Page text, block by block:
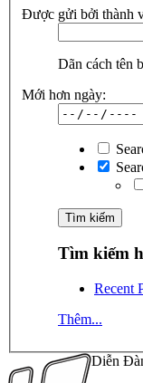
Được gửi bởi thành
Dãn cách tên
Mới hơn ngày:
Tìm kiếm
Recent
Thêm...
Diễn